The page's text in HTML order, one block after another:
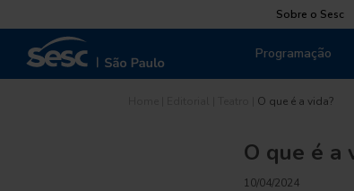
Sobre o Sesc
Programação
O que é a vida?
O que é a
10/04/2024